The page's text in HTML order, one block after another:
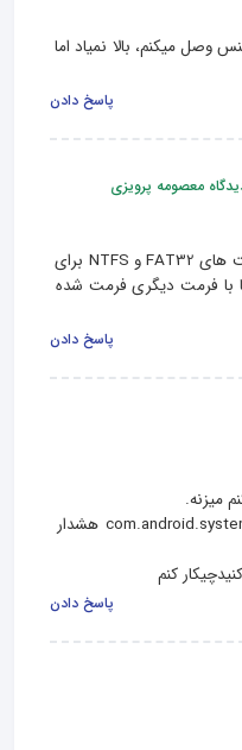
وصل میکنم، بالا نمیاد اما
پاسخ دادن
معصومه پرویزی
درود، تلویزیون هایسنس فقط از فرمت های FAT32 و NTFS برای
با فرمت دیگری فرمت شده
پاسخ دادن
اعلان در کانال "null ارسال نشد "com.android.systemui هشدار
کنم
پاسخ دادن